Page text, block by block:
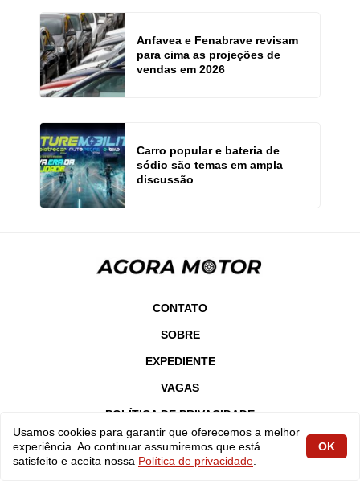
Anfavea e Fenabrave revisam
para cima as projeções de
vendas em 2026
Carro popular e bateria de
sódio são temas em ampla
discussão
CONTATO
SOBRE
EXPEDIENTE
VAGAS
POLÍTICA DE PRIVACIDADE
TERMOS DE USO
Usamos cookies para garantir que oferecemos a melhor
experiência. Ao continuar assumiremos que está
satisfeito e aceita nossa Política de privacidade
OK